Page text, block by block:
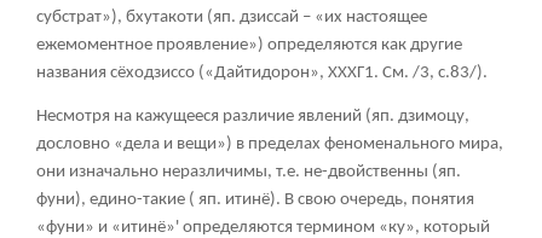
субстрат»), бхутакоти (яп. дзиссай – «их настоящее
ежемоментное проявление») определяются как другие
названия сёходзиссо («Дайтидорон», ХХХГ1. См. /3, с.83/).
Несмотря на кажущееся различие явлений (яп. дзимоцу,
дословно «дела и вещи») в пределах феноменального мира,
они изначально неразличимы, т.е. не-двойственны (яп.
фуни), едино-такие ( яп. итинё). В свою очередь, понятия
«фуни» и «итинё»' определяются термином «ку», который